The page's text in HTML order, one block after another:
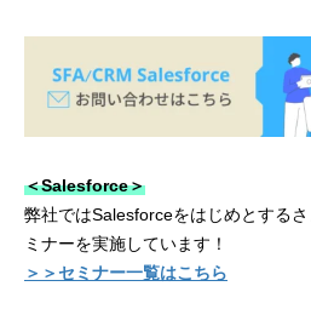
＜Salesforce＞
弊社ではSalesforceをはじめとする
ミナーを実施しています！
＞＞セミナー一覧はこちら